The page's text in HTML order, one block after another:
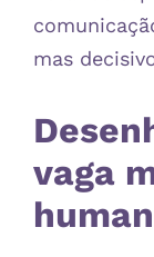
mas
vaga